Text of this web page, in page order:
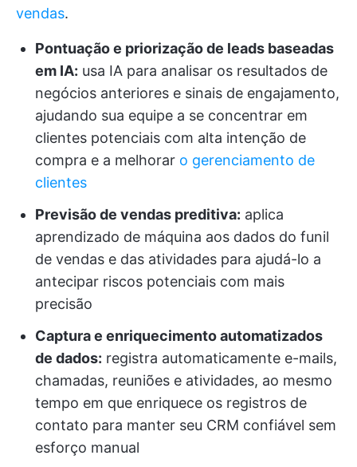
vendas.
Pontuação e priorização de leads baseadas
em IA: usa IA para analisar os resultados de
negócios anteriores e sinais de engajamento,
ajudando sua equipe a se concentrar em
clientes potenciais com alta intenção de
compra e a melhorar o gerenciamento de
clientes
Previsão de vendas preditiva: aplica
aprendizado de máquina aos dados do funil
de vendas e das atividades para ajudá-lo a
antecipar riscos potenciais com mais
precisão
Captura e enriquecimento automatizados
de dados: registra automaticamente e-mails,
chamadas, reuniões e atividades, ao mesmo
tempo em que enriquece os registros de
contato para manter seu CRM confiável sem
esforço manual